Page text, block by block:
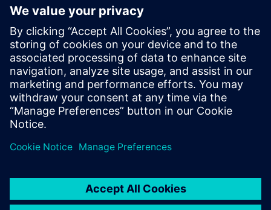
Contacts presse
Service RP de Siemens Digital Industries Software
E-mail : press.software.sisw@siemens.com